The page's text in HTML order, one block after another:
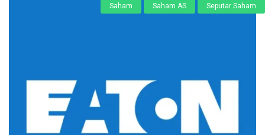
Saham Saham AS Seputar Saham